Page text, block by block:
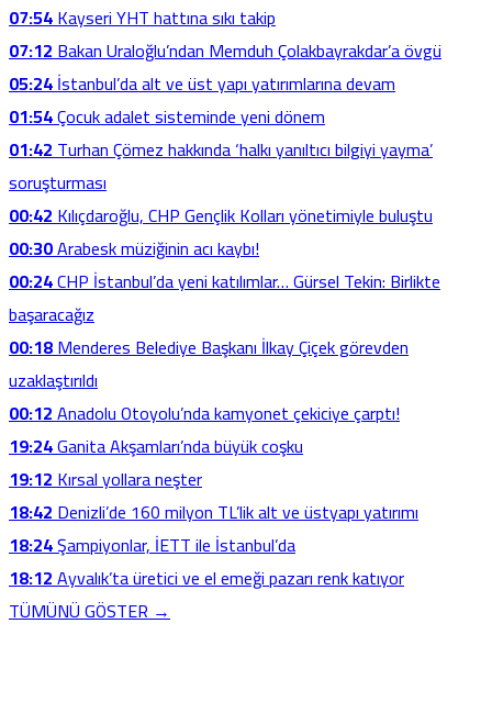
07:54Kayseri YHT hattına sıkı takip
07:12Bakan Uraloğlu’ndan Memduh Çolakbayrakdar’a övgü
05:24İstanbul’da alt ve üst yapı yatırımlarına devam
01:54Çocuk adalet sisteminde yeni dönem
01:42Turhan Çömez hakkında ‘halkı yanıltıcı bilgiyi yayma’
soruşturması
00:42Kılıçdaroğlu, CHP Gençlik Kolları yönetimiyle buluştu
00:30Arabesk müziğinin acı kaybı!
00:24CHP İstanbul’da yeni katılımlar… Gürsel Tekin: Birlikte
başaracağız
00:18Menderes Belediye Başkanı İlkay Çiçek görevden
uzaklaştırıldı
00:12Anadolu Otoyolu’nda kamyonet çekiciye çarptı!
19:24Ganita Akşamları’nda büyük coşku
19:12Kırsal yollara neşter
18:42Denizli’de 160 milyon TL’lik alt ve üstyapı yatırımı
18:24Şampiyonlar, İETT ile İstanbul’da
18:12Ayvalık’ta üretici ve el emeği pazarı renk katıyor
TÜMÜNÜ GÖSTER →